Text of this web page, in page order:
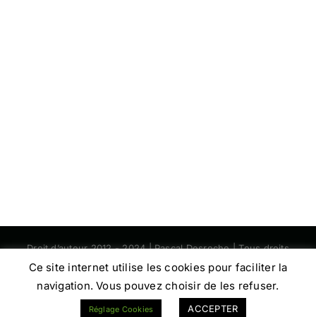
Droit d’auteur 2012 - 2024 | Pascal Desroche | Tous droits
réservés | RCS Lorient 392006417
FacebookInstagram
Ce site internet utilise les cookies pour faciliter la
navigation. Vous pouvez choisir de les refuser.
Réglage Cookies ACCEPTER